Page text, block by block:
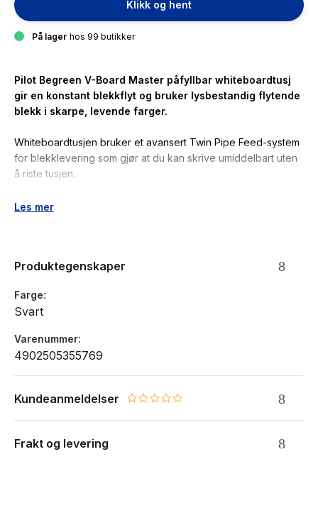
Klikk og hent
På lager hos 99 butikker
Pilot Begreen V-Board Master påfyllbar whiteboardtusj
gir en konstant blekkflyt og bruker lysbestandig flytende
blekk i skarpe, levende farger.
Whiteboardtusjen bruker et avansert Twin Pipe Feed-system
for blekklevering som gjør at du kan skrive umiddelbart uten
å riste tusjen.
Farge: sort
Lyse farger med intens lysstyrke slik at den er synlig fra
Laget av 91% resirkulert materiale
Uten xylen slik at den ikke lukter sterkt
Les mer
Produktegenskaper
Farge
Svart
Varenummer
4902505355769
Kundeanmeldelser 0.0 star rating
Frakt og levering